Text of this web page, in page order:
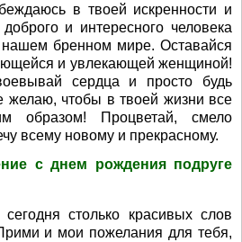
в твоей искренности и
и интересного человека
нашем бренном мире. Оставайся
и увлекающей женщиной!
сердца и просто будь
желаю, чтобы в твоей жизни все
образом! Процветай, смело
всему новому и прекрасному.
с днем рождения подруге
столько красивых слов
и мои пожелания для тебя,